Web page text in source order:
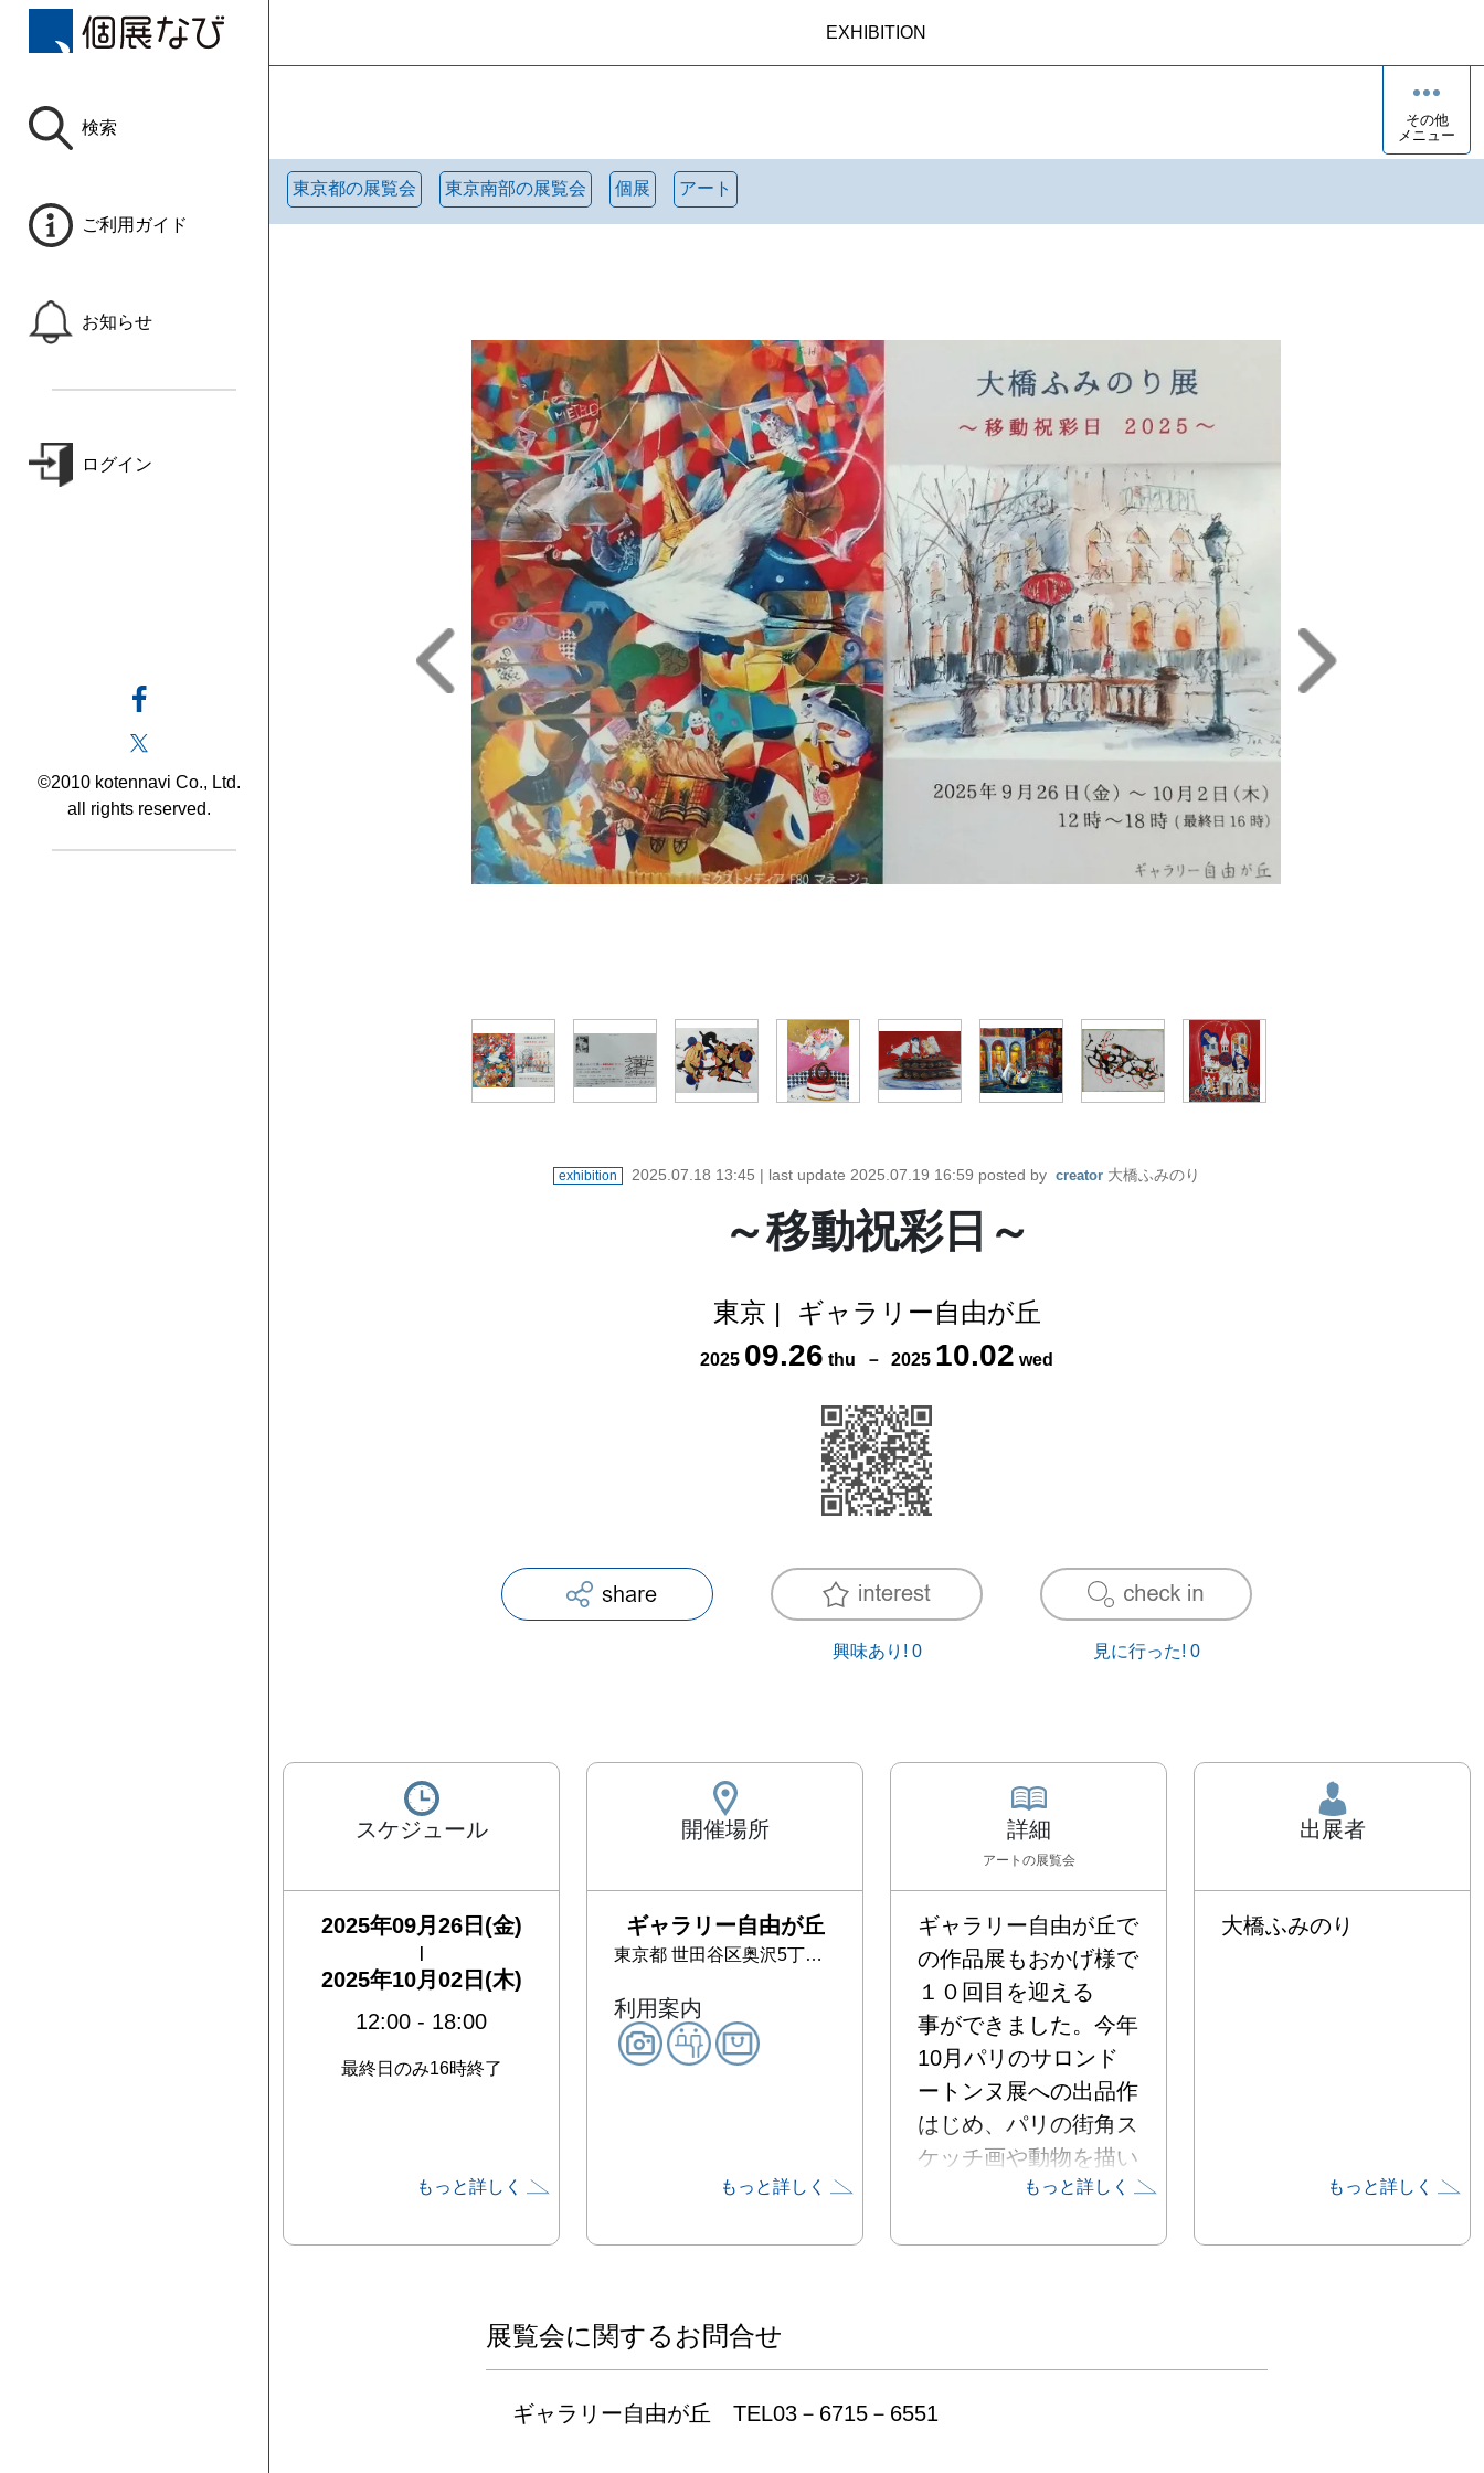
検索
ご利用ガイド
お知らせ
ログイン
©2010 kotennavi Co., Ltd.
all rights reserved.
EXHIBITION
その他
メニュー
東京都の展覧会 東京南部の展覧会 個展 アート
exhibition 2025.07.18 13:45 | last update 2025.07.19 16:59 posted by creator 大橋ふみのり
～移動祝彩日～
東京 | ギャラリー自由が丘
2025 09.26 thu － 2025 10.02 wed
興味あり! 0 見に行った! 0
スケジュール
2025年09月26日(金)
2025年10月02日(木)
12:00 - 18:00
最終日のみ16時終了
もっと詳しく
開催場所
ギャラリー自由が丘
東京都 世田谷区奥沢5丁目41-2 アトラス自由が丘ビル１F
利用案内
もっと詳しく
詳細
アート の展覧会
ギャラリー自由が丘で
の作品展もおかげ様で
１０回目を迎える
事ができました。今年
10月パリのサロンド
ートンヌ展への出品作
はじめ、パリの街角ス
ケッチ画や動物を描い
た小品ガラス絵などを
もっと詳しく
出展者
大橋ふみのり
もっと詳しく
展覧会に関するお問合せ
ギャラリー自由が丘　TEL03－6715－6551